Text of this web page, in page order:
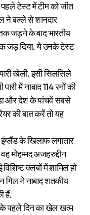
टेस्ट में टीम को जीत
ने बल्ले से शानदार
जड़ने के बाद भारतीय
जड़ दिया. ये उनके टेस्ट
खेली. इसी सिलसिले
में नाबाद 114 रनों की
और देश के पांचवें सबसे
की बात करें तो यह
के खिलाफ लगातार
मोहम्मद अजहरुद्दीन
क्लबों में शामिल हो
गिल ने नाबाद शतकीय
हैं.
पहले दिन का खेल खत्म